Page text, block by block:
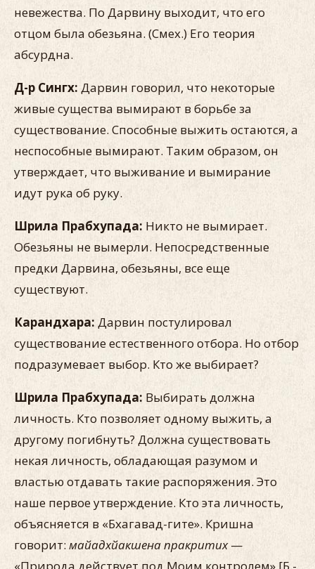
невежества. По Дарвину выходит, что его
отцом была обезьяна. (Смех.) Его теория
абсурдна.
Д-р Сингх: Дарвин говорил, что некоторые
живые существа вымирают в борьбе за
существование. Способные выжить остаются, а
неспособные вымирают. Таким образом, он
утверждает, что выживание и вымирание
идут рука об руку.
Шрила Прабхупада: Никто не вымирает.
Обезьяны не вымерли. Непосредственные
предки Дарвина, обезьяны, все еще
существуют.
Карандхара: Дарвин постулировал
существование естественного отбора. Но отбор
подразумевает выбор. Кто же выбирает?
Шрила Прабхупада: Выбирать должна
личность. Кто позволяет одному выжить, а
другому погибнуть? Должна существовать
некая личность, обладающая разумом и
властью отдавать такие распоряжения. Это
наше первое утверждение. Кто эта личность,
объясняется в «Бхагавад-гите». Кришна
говорит: майадхйакшена пракритих—